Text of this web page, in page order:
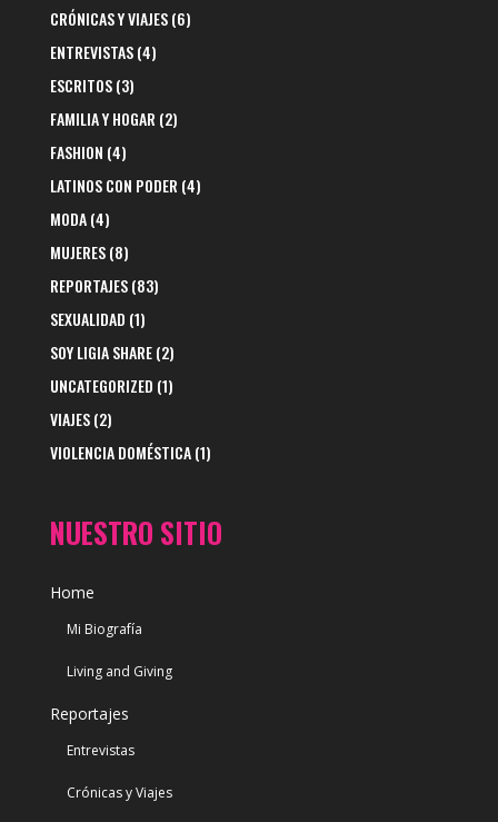
CRÓNICAS Y VIAJES(6)
ENTREVISTAS(4)
ESCRITOS(3)
FAMILIA Y HOGAR (2)
FASHION (4)
LATINOS CON PODER (4)
MODA(4)
MUJERES(8)
REPORTAJES(83)
SEXUALIDAD (1)
SOY LIGIA SHARE(2)
UNCATEGORIZED (1)
VIAJES(2)
VIOLENCIA DOMÉSTICA(1)
NUESTRO SITIO
Home
Mi Biografía
Living and Giving
Reportajes
Entrevistas
Crónicas y Viajes